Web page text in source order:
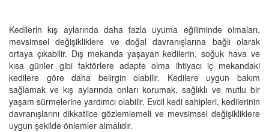
Kedilerin kış aylarında daha fazla uyuma eğiliminde olmaları,
mevsimsel değişikliklere ve doğal davranışlarına bağlı olarak
ortaya çıkabilir. Dış mekanda yaşayan kedilerin, soğuk hava ve
kısa günler gibi faktörlere adapte olma ihtiyacı iç mekandaki
kedilere göre daha belirgin olabilir. Kedilere uygun bakım
sağlamak ve kış aylarında onları korumak, sağlıklı ve mutlu bir
yaşam sürmelerine yardımcı olabilir. Evcil kedi sahipleri, kedilerinin
davranışlarını dikkatlice gözlemlemeli ve mevsimsel değişikliklere
uygun şekilde önlemler almalıdır.